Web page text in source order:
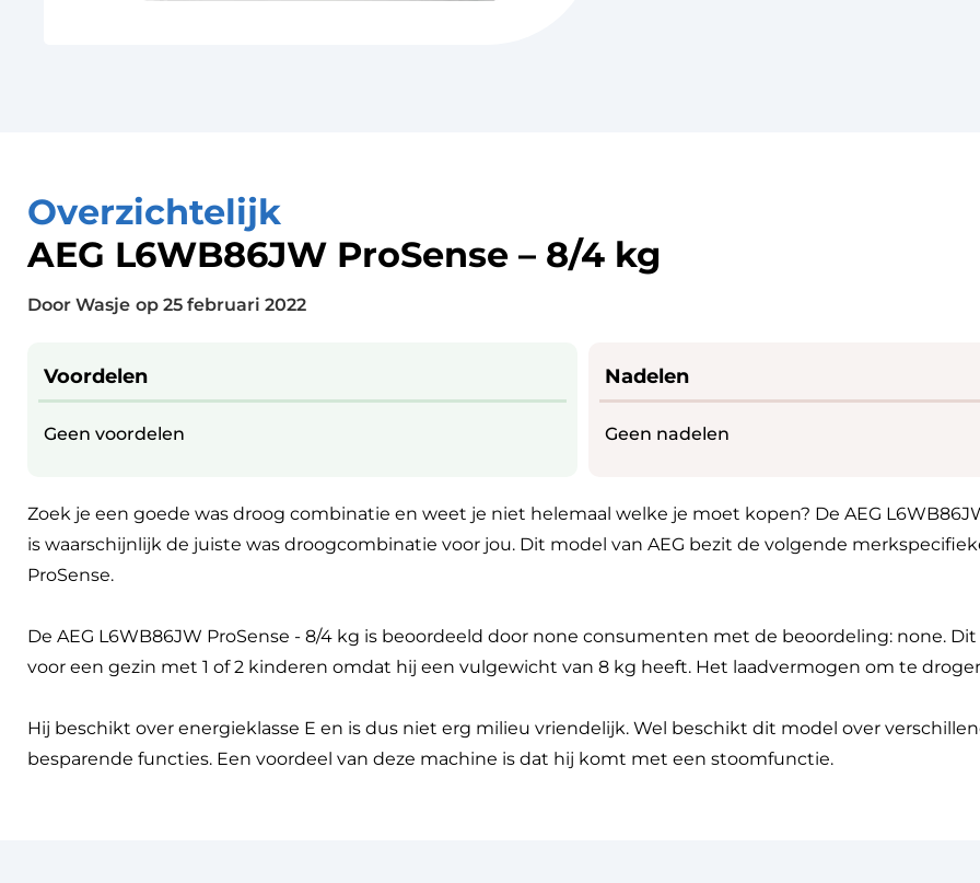
Overzichtelijk
AEG L6WB86JW ProSense – 8/4 kg
Door Wasje op 25 februari 2022
Voordelen
Geen voordelen
Nadelen
Geen nadelen
Zoek je een goede was droog combinatie en weet je niet helemaal welke je moet kopen? De AEG
is waarschijnlijk de juiste was droogcombinatie voor jou. Dit model van AEG bezit de volgende
ProSense.
De AEG L6WB86JW ProSense - 8/4 kg is beoordeeld door none consumenten met de beoordeling: none.
voor een gezin met 1 of 2 kinderen omdat hij een vulgewicht van 8 kg heeft. Het laadvermogen om te
Hij beschikt over energieklasse E en is dus niet erg milieu vriendelijk. Wel beschikt dit model over
besparende functies. Een voordeel van deze machine is dat hij komt met een stoomfunctie.